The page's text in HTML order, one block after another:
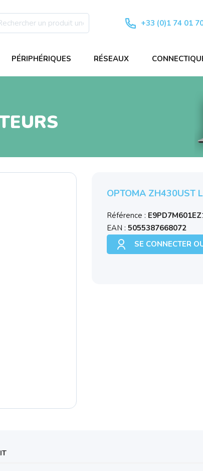
+33 (0)1 74 01
PÉRIPHÉRIQUES RÉSEAUX
OPTOMA ZH430UST
Référence :
EAN : 5055387668072
SE CONNECTER